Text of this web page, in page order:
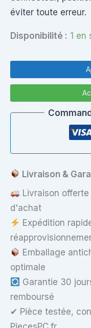
éviter toute erreur.
Disponibilité : 1 en
Écran
LCD
pins
Livraison &
Livraison
d'achat
Expédition
Emballage
optimale
Garantie 30
remboursé
✔ Pièce testée,